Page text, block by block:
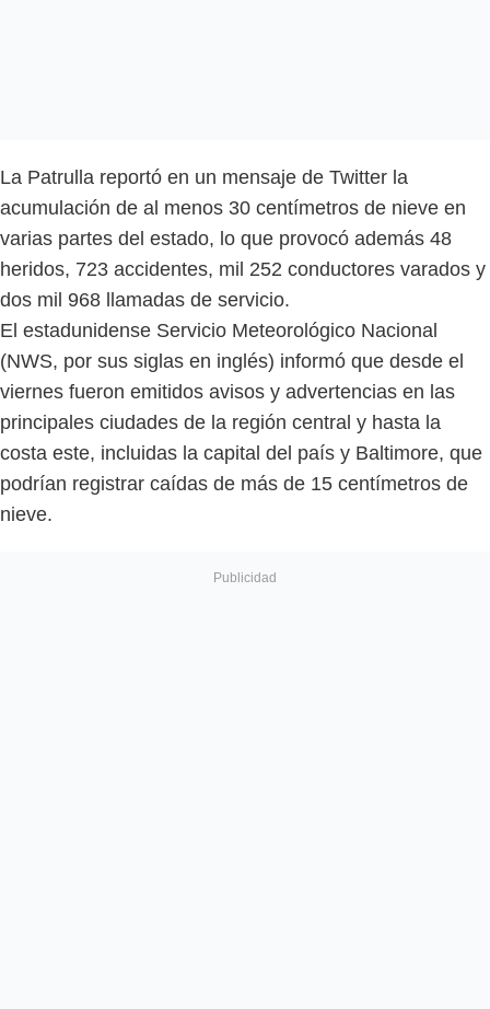
La Patrulla reportó en un mensaje de Twitter la
acumulación de al menos 30 centímetros de nieve en
varias partes del estado, lo que provocó además 48
heridos, 723 accidentes, mil 252 conductores varados y
dos mil 968 llamadas de servicio.
El estadunidense Servicio Meteorológico Nacional
(NWS, por sus siglas en inglés) informó que desde el
viernes fueron emitidos avisos y advertencias en las
principales ciudades de la región central y hasta la
costa este, incluidas la capital del país y Baltimore, que
podrían registrar caídas de más de 15 centímetros de
nieve.